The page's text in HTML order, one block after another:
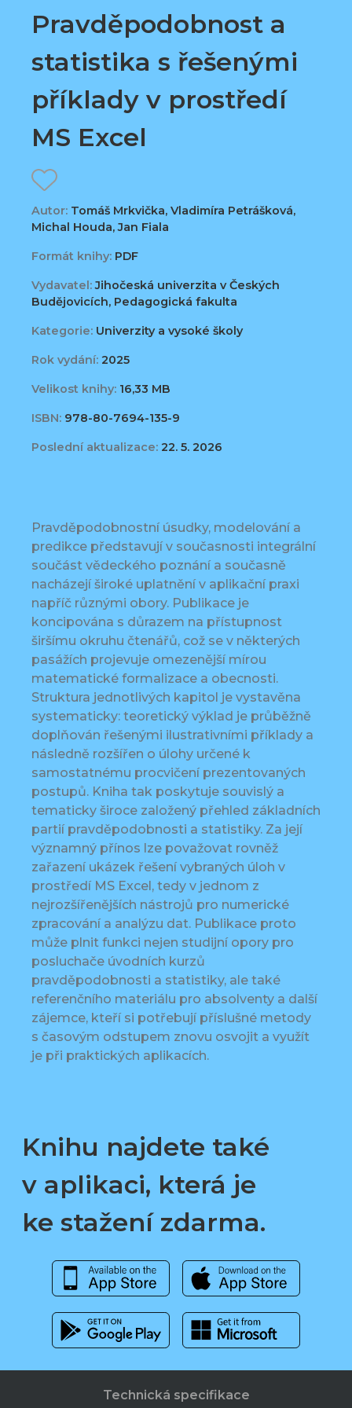
Pravděpodobnost a
statistika s řešenými
příklady v prostředí
MS Excel
Autor: Tomáš Mrkvička, Vladimíra Petrášková,
Michal Houda, Jan Fiala
Formát knihy: PDF
Vydavatel:Jihočeská univerzita v Českých
Budějovicích, Pedagogická fakulta
Kategorie: Univerzity a vysoké školy
Rok vydání: 2025
Velikost knihy: 16,33 MB
ISBN: 978-80-7694-135-9
Poslední aktualizace: 22. 5. 2026
Pravděpodobnostní úsudky, modelování a
predikce představují v současnosti integrální
součást vědeckého poznání a současně
nacházejí široké uplatnění v aplikační praxi
napříč různými obory. Publikace je
koncipována s důrazem na přístupnost
širšímu okruhu čtenářů, což se v některých
pasážích projevuje omezenější mírou
matematické formalizace a obecnosti.
Struktura jednotlivých kapitol je vystavěna
systematicky: teoretický výklad je průběžně
doplňován řešenými ilustrativními příklady a
následně rozšířen o úlohy určené k
samostatnému procvičení prezentovaných
postupů. Kniha tak poskytuje souvislý a
tematicky široce založený přehled základních
partií pravděpodobnosti a statistiky. Za její
významný přínos lze považovat rovněž
zařazení ukázek řešení vybraných úloh v
prostředí MS Excel, tedy v jednom z
nejrozšířenějších nástrojů pro numerické
zpracování a analýzu dat. Publikace proto
může plnit funkci nejen studijní opory pro
posluchače úvodních kurzů
pravděpodobnosti a statistiky, ale také
referenčního materiálu pro absolventy a další
zájemce, kteří si potřebují příslušné metody
s časovým odstupem znovu osvojit a využít
je při praktických aplikacích.
Knihu najdete také
v aplikaci, která je
ke stažení zdarma.
Technická specifikace